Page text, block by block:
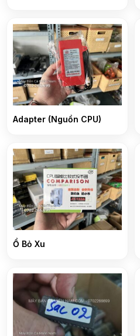
Adapter (Nguồn CPU)
Ổ Bỏ Xu